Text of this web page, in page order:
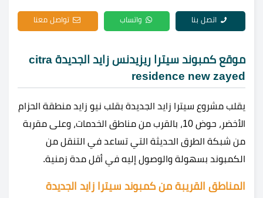
اتصل بنا واتساب تواصل معنا
موقع كمبوند سيترا ريزيدنس زايد الجديدة citra
residence new zayed
يقلب مشروع سيترا زايد الجديدة بقلب نيو زايد منطقة الحزام
الأخضر، حوض 10، بالقرب من مناطق الخدمات، وعلى مقربة
من شبكة الطرق الحديثة التي تساعد في التنقل من
الكمبوند بسهولة والوصول إليه في أقل مدة زمنية.
المناطق القريبة من كمبوند سيترا زايد الجديدة